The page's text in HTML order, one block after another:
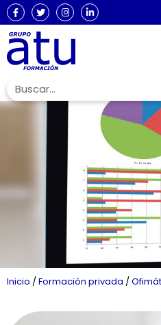
Inicio /Formación privada /